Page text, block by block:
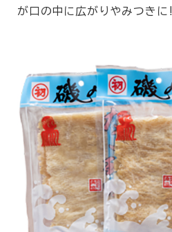
が口の中に広がりやみつきに!